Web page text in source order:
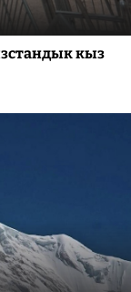
кыз